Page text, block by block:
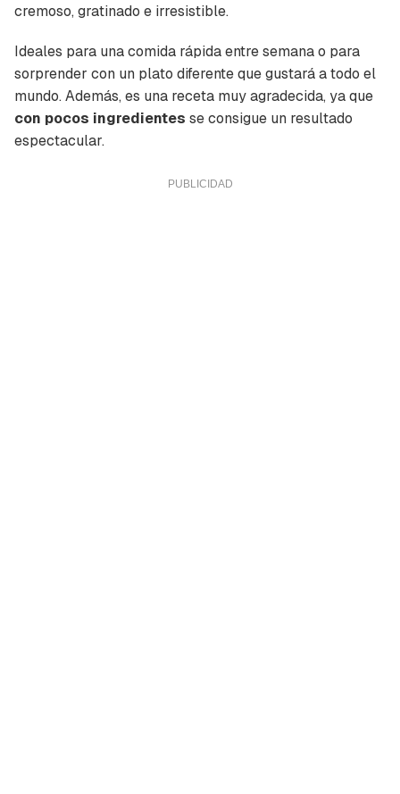
cremoso, gratinado e irresistible.
Ideales para una comida rápida entre semana o para
sorprender con un plato diferente que gustará a todo el
mundo. Además, es una receta muy agradecida, ya que
con pocos ingredientes se consigue un resultado
espectacular.